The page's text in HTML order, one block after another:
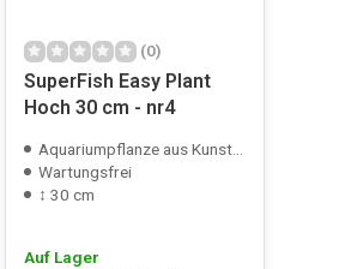
(0)
SuperFish Easy Plant
Hoch 30 cm - nr4
Aquariumpflanze aus Kunststoff
Wartungsfrei
↕ 30 cm
Auf Lager